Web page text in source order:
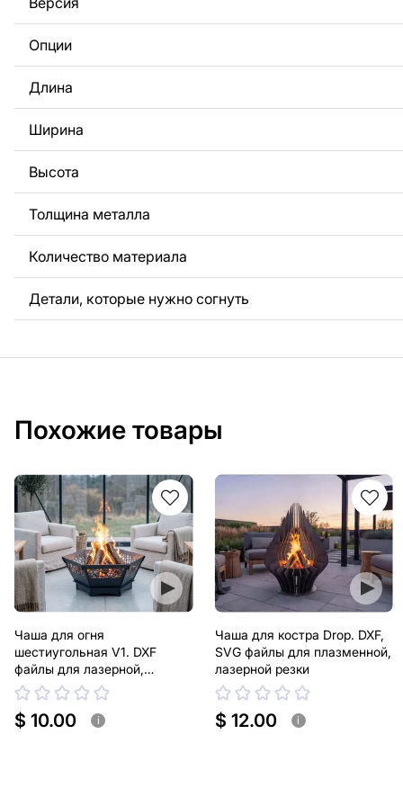
За дополнительную плату мы можем добавить любой
логотип вашей компании или внести другие изменения
Если вам нужно, чтобы мы выполнили
металла для вас, пожалуйста, свяжитесь с нами.
Если у вас остались вопросы или вам нужна помощь,
любое время, мы всегда готовы помочь.
Опции
Длина
Ширина
Высота
Толщина металла
Количество материала
Детали, которые нужно согнуть
Похожие товары
Чаша для огня
шестиугольная V1. DXF
файлы для лазерной,
плазменной резки
$ 10.00 i
Чаша для костра Drop. DXF,
SVG файлы для плазменной,
лазерной резки
$ 12.00 i